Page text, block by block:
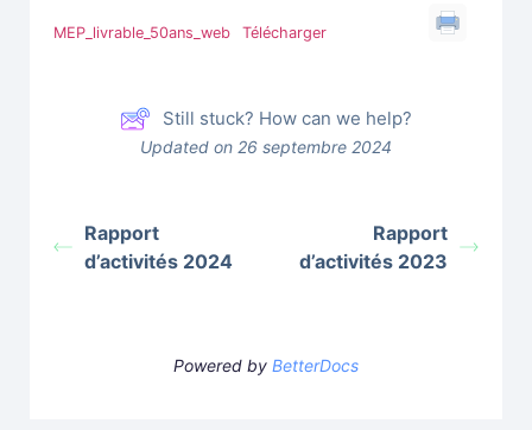
MEP_livrable_50ans_web Télécharger
Still stuck? How can we help?
Updated on 26 septembre 2024
Rapport
d’activités 2024
Rapport
d’activités 2023
Powered by BetterDocs